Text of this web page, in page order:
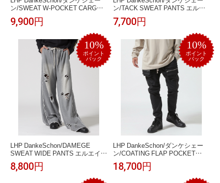
ン/SWEAT W-POCKET CARGO
PANTS エルエイチピー パンツ そ
の他のパンツ グレー ブラック【送
9,900円
ン/TACK SWEAT PANTS エルエ
イチピー パンツ その他のパンツ
ホワイト ブラック グレー【送料無
7,700円
10%
ポイント
バック
LHP DankeSchon/DAMEGE
SWEAT WIDE PANTS エルエイチ
ピー パンツ その他のパンツ グレ
ー ブラック【送料無料】
8,800円
10%
ポイント
バック
LHP DankeSchon/ダンケシェー
ン/COATING FLAP POCKET
PANTS エルエイチピー パンツ そ
の他のパンツ ブラック【送料無
18,700円